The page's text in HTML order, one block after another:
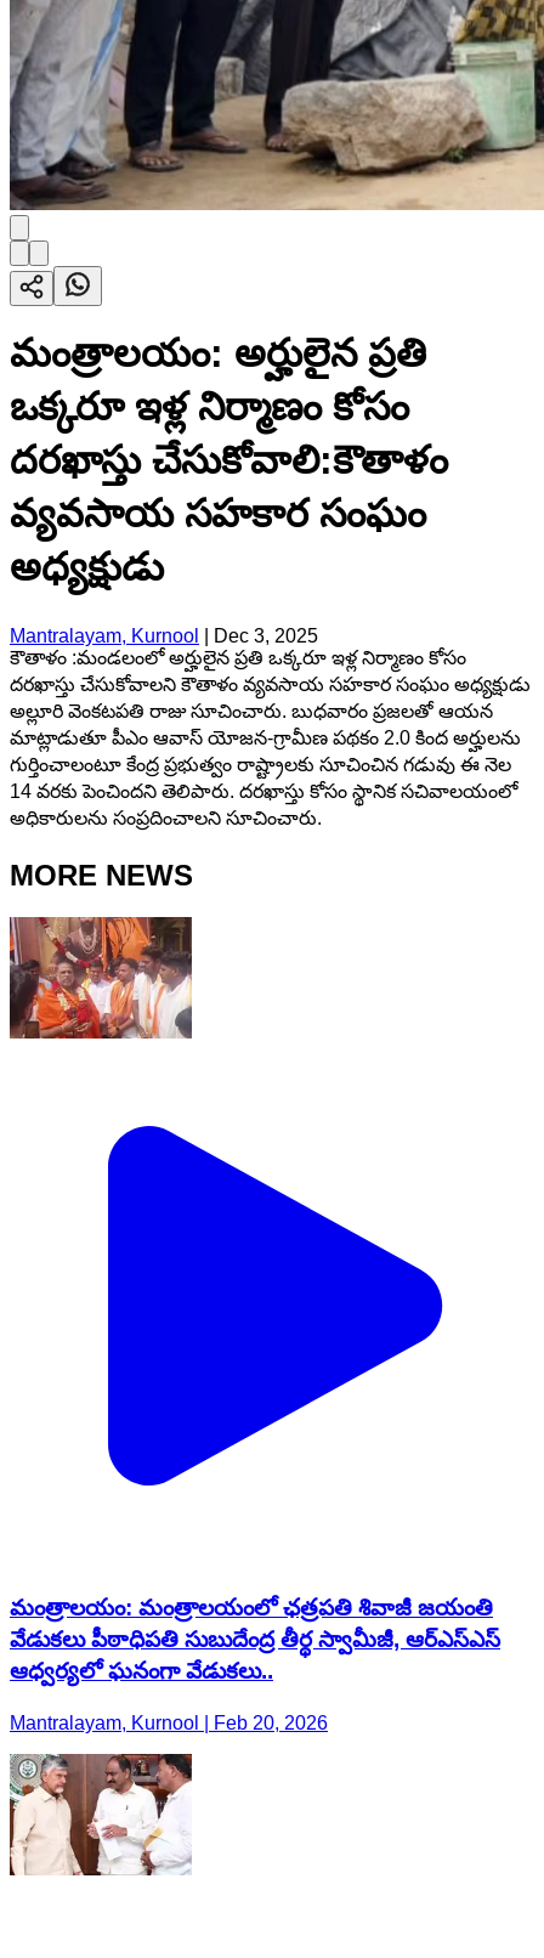
మంత్రాలయం: అర్హులైన ప్రతి
ఒక్కరూ ఇళ్ల నిర్మాణం కోసం
దరఖాస్తు చేసుకోవాలి:కౌతాళం
వ్యవసాయ సహకార సంఘం
అధ్యక్షుడు
Mantralayam, Kurnool
Dec 3, 2025
కౌతాళం :మండలంలో అర్హులైన ప్రతి ఒక్కరూ ఇళ్ల నిర్మాణం కోసం
దరఖాస్తు చేసుకోవాలని కౌతాళం వ్యవసాయ సహకార సంఘం అధ్యక్షుడు
అల్లూరి వెంకటపతి రాజు సూచించారు. బుధవారం ప్రజలతో ఆయన
మాట్లాడుతూ పీఎం ఆవాస్ యోజన-గ్రామీణ పథకం 2.0 కింద అర్హులను
గుర్తించాలంటూ కేంద్ర ప్రభుత్వం రాష్ట్రాలకు సూచించిన గడువు ఈ నెల
14 వరకు పెంచిందని తెలిపారు. దరఖాస్తు కోసం స్థానిక సచివాలయంలో
అధికారులను సంప్రదించాలని సూచించారు.
MORE NEWS
మంత్రాలయం: మంత్రాలయంలో ఛత్రపతి శివాజీ జయంతి
వేడుకలు పీఠాధిపతి సుబుదేంద్ర తీర్థ స్వామీజీ, ఆర్ఎస్ఎస్
ఆధ్వర్యలో ఘనంగా వేడుకలు..
Mantralayam, Kurnool | Feb 20, 2026